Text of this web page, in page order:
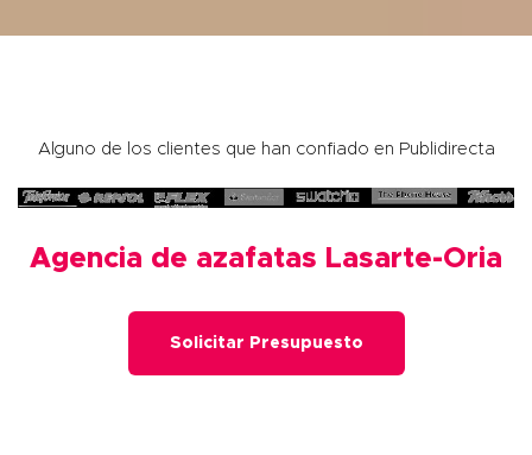
Alguno de los clientes que han confiado en Publidirecta
Agencia de azafatas Lasarte-Oria
Solicitar Presupuesto